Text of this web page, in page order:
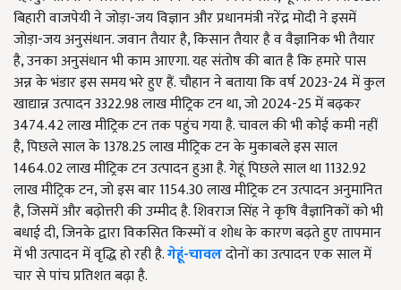
बिहारी वाजपेयी ने जोड़ा-जय विज्ञान और प्रधानमंत्री नरेंद्र मोदी ने इसमें
जोड़ा-जय अनुसंधान. जवान तैयार है, किसान तैयार है व वैज्ञानिक भी तैयार
है, उनका अनुसंधान भी काम आएगा. यह संतोष की बात है कि हमारे पास
अन्न के भंडार इस समय भरे हुए हैं. चौहान ने बताया कि वर्ष 2023-24 में कुल
खाद्यान्न उत्पादन 3322.98 लाख मीट्रिक टन था, जो 2024-25 में बढ़कर
3474.42 लाख मीट्रिक टन तक पहुंच गया है. चावल की भी कोई कमी नहीं
है, पिछले साल के 1378.25 लाख मीट्रिक टन के मुकाबले इस साल
1464.02 लाख मीट्रिक टन उत्पादन हुआ है. गेहूं पिछले साल था 1132.92
लाख मीट्रिक टन, जो इस बार 1154.30 लाख मीट्रिक टन उत्पादन अनुमानित
है, जिसमें और बढ़ोत्तरी की उम्मीद है. शिवराज सिंह ने कृषि वैज्ञानिकों को भी
बधाई दी, जिनके द्वारा विकसित किस्मों व शोध के कारण बढ़ते हुए तापमान
में भी उत्पादन में वृद्धि हो रही है.गेहूं-चावलदोनों का उत्पादन एक साल में
चार से पांच प्रतिशत बढ़ा है.